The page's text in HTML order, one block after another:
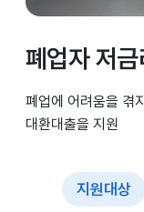
폐업자 저
폐업에 어려움을 겪
대환대출을 지원
지원대상